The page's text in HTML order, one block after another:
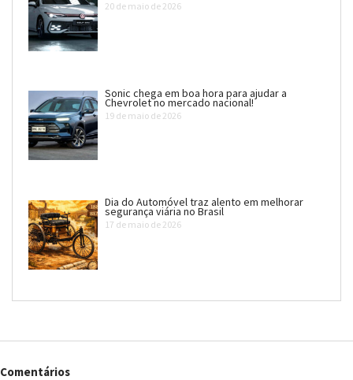
20 de maio de 2026
Sonic chega em boa hora para ajudar a
Chevrolet no mercado nacional!
19 de maio de 2026
Dia do Automóvel traz alento em melhorar
segurança viária no Brasil
17 de maio de 2026
Comentários